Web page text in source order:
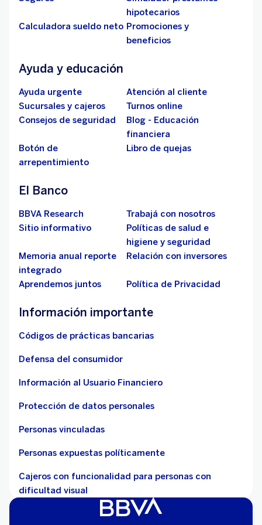
hipotecarios
Calculadora sueldo neto Promociones y
beneficios
Ayuda y educación
Ayuda urgente
Atención al cliente
Sucursales y cajeros
Turnos online
Consejos de seguridad
Blog - Educación
financiera
Botón de
arrepentimiento
Libro de quejas
El Banco
BBVA Research
Trabajá con nosotros
Sitio informativo
Políticas de salud e
higiene y seguridad
Memoria anual reporte
integrado
Relación con inversores
Aprendemos juntos Política de Privacidad
Información importante
Códigos de prácticas bancarias
Defensa del consumidor
Información al Usuario Financiero
Protección de datos personales
Personas vinculadas
Personas expuestas políticamente
Cajeros con funcionalidad para personas con
dificultad visual